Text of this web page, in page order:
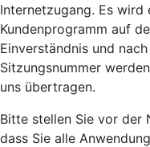
Internetzugang. Es wird
Kundenprogramm auf
Einverständnis und
Sitzungsnummer
uns übertragen.
Bitte stellen Sie vor der
dass Sie alle